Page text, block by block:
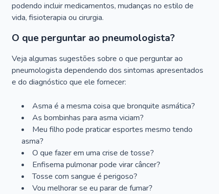
podendo incluir medicamentos, mudanças no estilo de
vida, fisioterapia ou cirurgia.
O que perguntar ao pneumologista?
Veja algumas sugestões sobre o que perguntar ao
pneumologista dependendo dos sintomas apresentados
e do diagnóstico que ele fornecer:
Asma é a mesma coisa que bronquite asmática?
As bombinhas para asma viciam?
Meu filho pode praticar esportes mesmo tendo
asma?
O que fazer em uma crise de tosse?
Enfisema pulmonar pode virar câncer?
Tosse com sangue é perigoso?
Vou melhorar se eu parar de fumar?